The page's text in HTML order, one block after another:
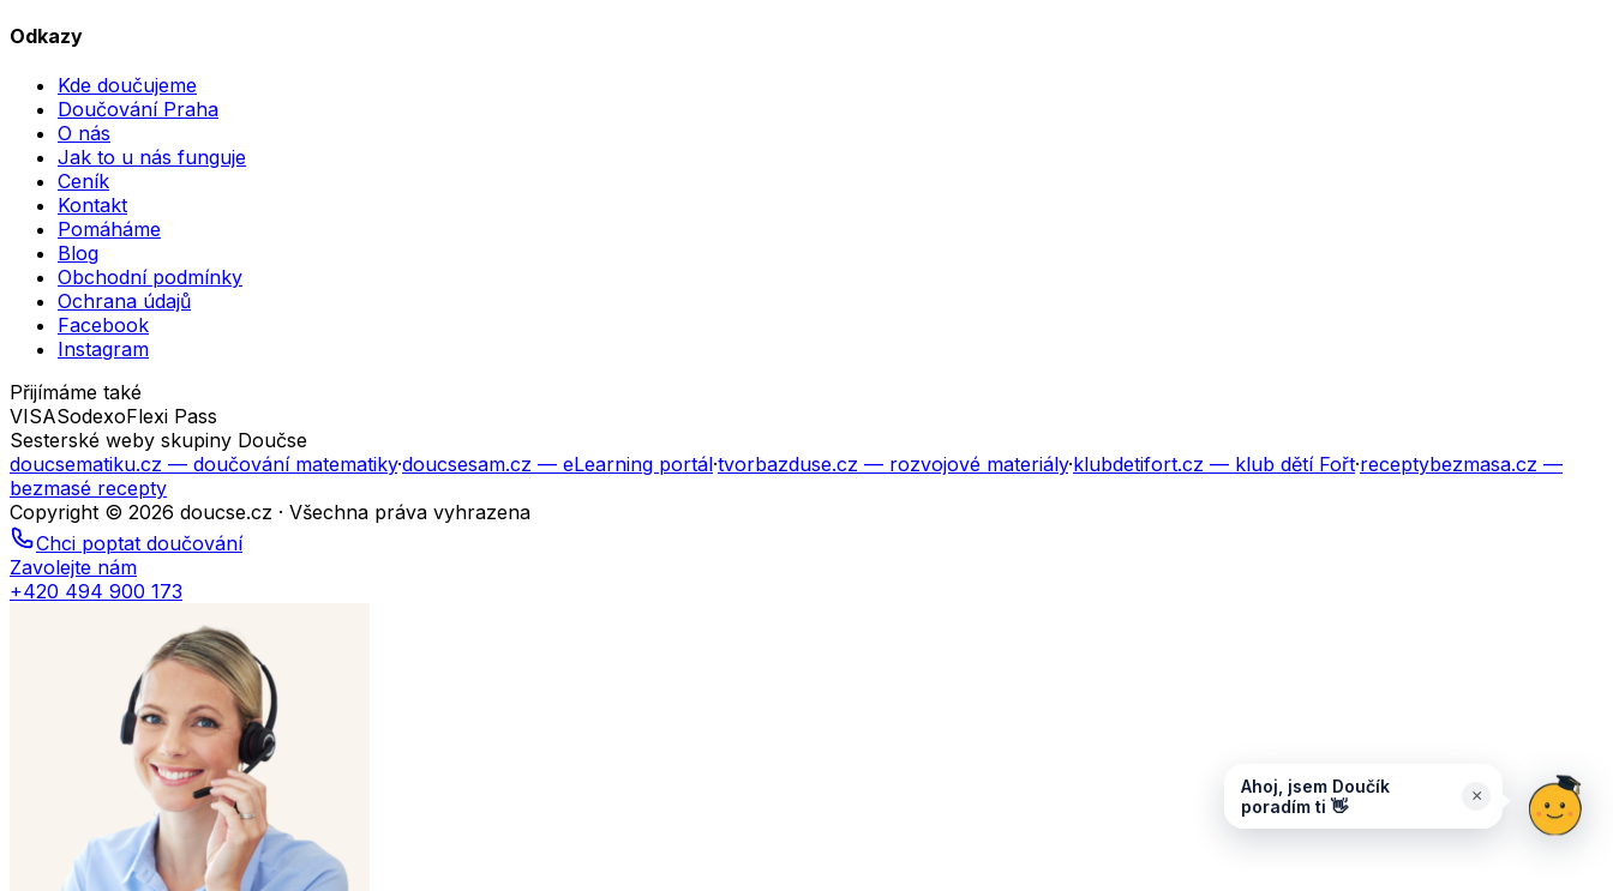
Odkazy
Kde doučujeme
Doučování Praha
O nás
Jak to u nás funguje
Ceník
Kontakt
Pomáháme
Blog
Obchodní podmínky
Ochrana údajů
Facebook
Instagram
Přijímáme také
VISASodexoFlexi Pass
Sesterské weby skupiny Doučse
doucsematiku.cz — doučování matematiky·doucsesam.cz — eLearning portál·tvorbazduse.cz — rozvojové materiály·klubdetifort.cz — klub dětí Fořt·receptybezmasa.cz —
bezmasé recepty
Copyright © 2026 doucse.cz · Všechna práva vyhrazena
Chci poptat doučování
Zavolejte nám
+420 494 900 173
Ahoj, jsem Doučík
poradím ti 👋
×